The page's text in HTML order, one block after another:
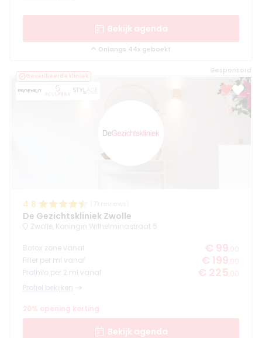
Bekijk agenda
Onlangs 44x geboekt
Gesponsord
Geverifieerde kliniek
4.8
De Gezichtskliniek Zwolle
Zwolle, Koningin Wilhelminastraat 5
Botox zone vanaf € 99 ,00
Filler per ml vanaf
€ 199 ,00
Profhilo per 2 ml vanaf
€ 225 ,00
Profiel bekijken
20% opening korting
Bekijk agenda